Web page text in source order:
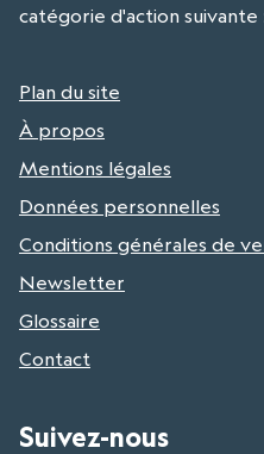
catégorie d'action
Plan du site
À propos
Mentions légales
Données personnelles
Conditions générales de
Newsletter
Glossaire
Contact
Suivez-nous